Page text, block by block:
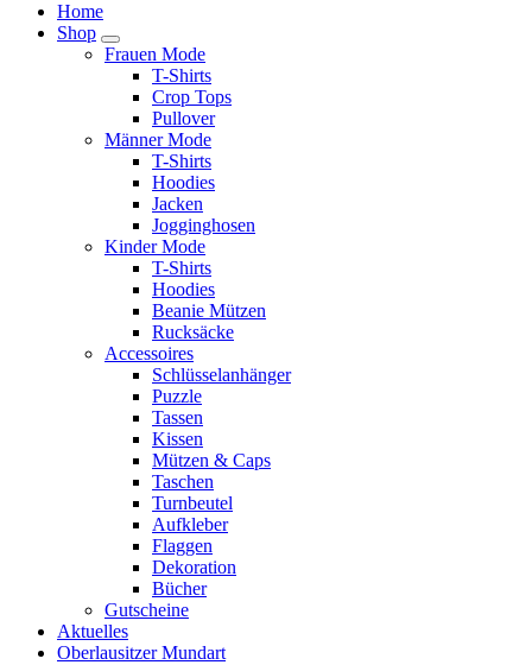
Home
Shop
Frauen Mode
T-Shirts
Crop Tops
Pullover
Männer Mode
T-Shirts
Hoodies
Jacken
Jogginghosen
Kinder Mode
T-Shirts
Hoodies
Beanie Mützen
Rucksäcke
Accessoires
Schlüsselanhänger
Puzzle
Tassen
Kissen
Mützen & Caps
Taschen
Turnbeutel
Aufkleber
Flaggen
Dekoration
Bücher
Gutscheine
Aktuelles
Oberlausitzer Mundart